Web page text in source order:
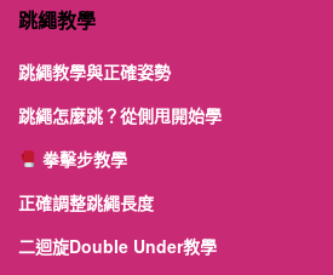
跳繩教學
跳繩教學與正確姿勢
跳繩怎麼跳？從側甩開始學
拳擊步教學
正確調整跳繩長度
二迴旋Double Under教學